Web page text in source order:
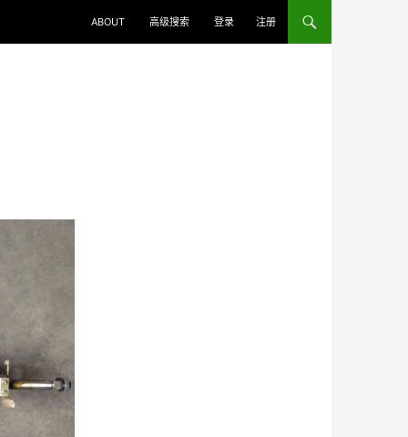
ABOUT 高级搜索 登录 注册